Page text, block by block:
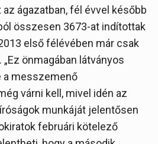
ágazatban, fél évvel később
összesen 3673-at indítottak
első félévében már csak
önmagában látványos
a messzemenő
várni kell, mivel idén az
munkáját jelentősen
februári kötelező